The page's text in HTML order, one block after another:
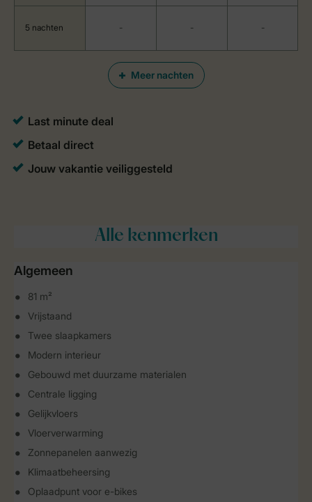
Meer nachten
5 nachten - - -
Alle kenmerken
Algemeen
81 m²
Vrijstaand
Twee slaapkamers
Modern interieur
Gebouwd met duurzame materialen
Centrale ligging
Gelijkvloers
Vloerverwarming
Zonnepanelen aanwezig
Klimaatbeheersing
Oplaadpunt voor e-bikes